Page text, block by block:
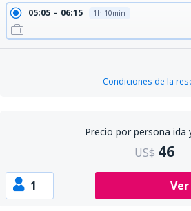
05:05 06:15 1h 10min
Condiciones de la
Precio por persona ida
US$ 46
1